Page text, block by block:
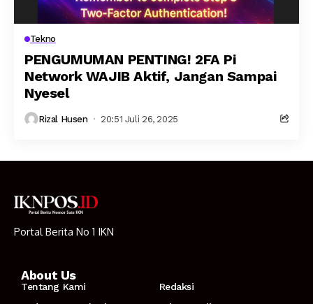
Tekno
PENGUMUMAN PENTING! 2FA Pi
Network WAJIB Aktif, Jangan Sampai
Nyesel
Rizal Husen 20:51 Juli 26, 2025
Portal Berita No 1 IKN
About Us
Tentang Kami
Redaksi